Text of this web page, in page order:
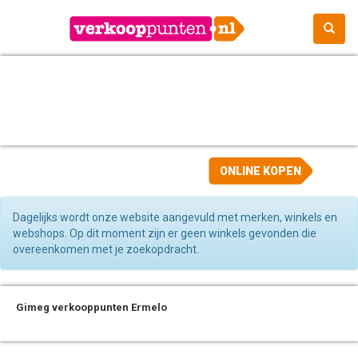
ONLINE KOPEN
Dagelijks wordt onze website aangevuld met merken, winkels en
webshops. Op dit moment zijn er geen winkels gevonden die
overeenkomen met je zoekopdracht.
Gimeg verkooppunten Ermelo